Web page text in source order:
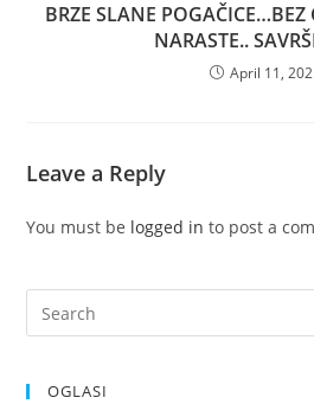
BRZE SLANE POGAČICE…BEZ
NARASTE..
April 11,
Leave a Reply
You must be logged in to post a
OGLASI